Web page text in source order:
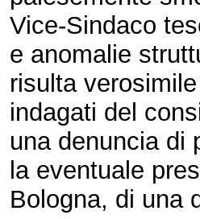
Vice-Sindaco
e anomalie
risulta
indagati del
una denuncia di
la eventuale
Bologna, di una